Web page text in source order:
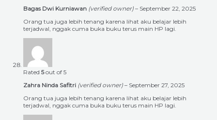
Bagas Dwi Kurniawan (verified owner) – September 22, 2025
Orang tua juga lebih tenang karena lihat aku belajar lebih
terjadwal, nggak cuma buka buku terus main HP lagi.
Rated 5out of 5
Zahra Ninda Safitri (verified owner) – September 27, 2025
Orang tua juga lebih tenang karena lihat aku belajar lebih
terjadwal, nggak cuma buka buku terus main HP lagi.